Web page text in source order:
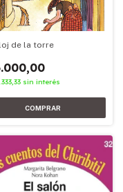
de la torre
sin interés